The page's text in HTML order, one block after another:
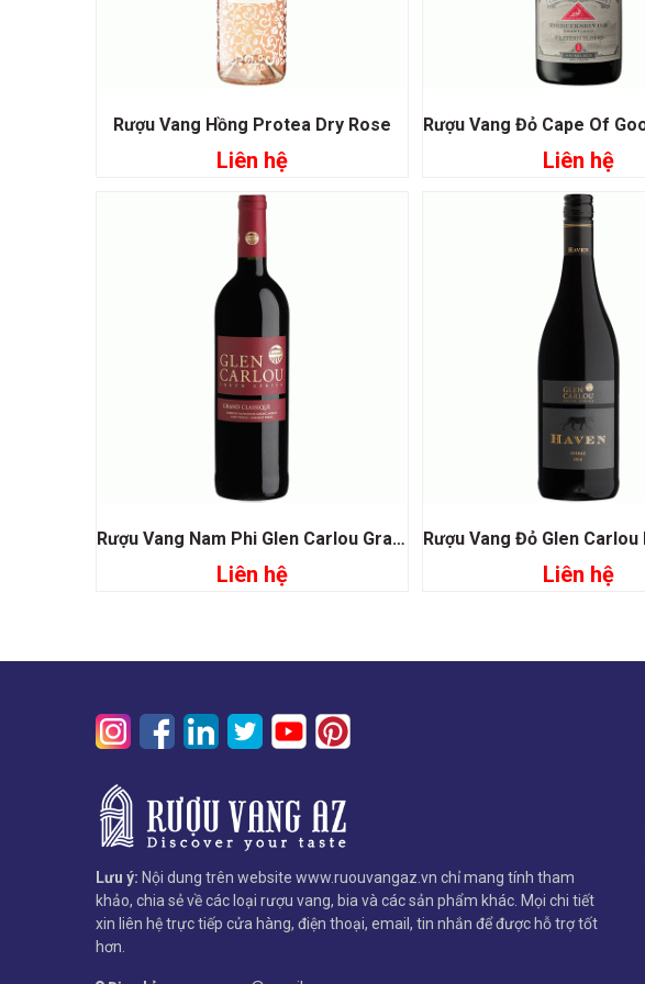
Đọc tiếp
Rượu Vang Hồng Protea Dry Rose
Liên hệ
Đọc tiếp
Liên hệ
Đọc tiếp
Rượu Vang Nam Phi Glen Carlou Grand Classique
Liên hệ
Đọc tiếp
Liên hệ
Lưu ý: Nội dung trên website www.ruouvangaz.vn chỉ mang tính tham
khảo, chia sẻ về các loại rượu vang, bia và các sản phẩm khác. Mọi chi tiết
xin liên hệ trực tiếp cửa hàng, điện thoại, email, tin nhắn để được hỗ trợ tốt
hơn.